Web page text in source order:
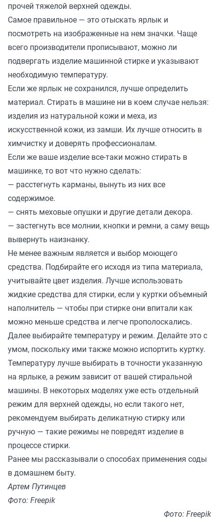
прочей тяжелой верхней одежды.
Самое правильное — это отыскать ярлык и
посмотреть на изображенные на нем значки. Чаще
всего производители прописывают, можно ли
подвергать изделие машинной стирке и указывают
необходимую температуру.
Если же ярлык не сохранился, лучше определить
материал. Стирать в машине ни в коем случае нельзя:
изделия из натуральной кожи и меха, из
искусственной кожи, из замши. Их лучше относить в
химчистку и доверять профессионалам.
Если же ваше изделие все-таки можно стирать в
машинке, то вот что нужно сделать:
— расстегнуть карманы, вынуть из них все
содержимое.
— снять меховые опушки и другие детали декора.
— застегнуть все молнии, кнопки и ремни, а саму вещь
вывернуть наизнанку.
Не менее важным является и выбор моющего
средства. Подбирайте его исходя из типа материала,
учитывайте цвет изделия. Лучше использовать
жидкие средства для стирки, если у куртки объемный
наполнитель — чтобы при стирке они впитали как
можно меньше средства и легче прополоскались.
Далее выбирайте температуру и режим. Делайте это с
умом, поскольку ими также можно испортить куртку.
Температуру лучше выбирать в точности указанную
на ярлыке, а режим зависит от вашей стиральной
машины. В некоторых моделях уже есть отдельный
режим для верхней одежды, но если такого нет,
рекомендуем выбирать деликатную стирку или
ручную — такие режимы не повредят изделие в
процессе стирки.
Ранее мы рассказывали о способах применения соды
в домашнем быту.
Артем Путинцев
Фото: Freepik
Фото: Freepik